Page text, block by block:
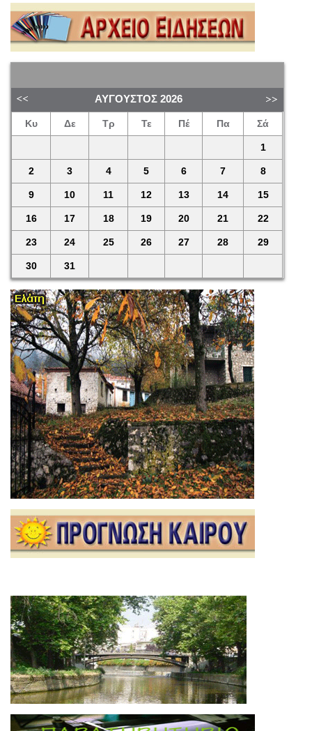
ΑΎΓΟΥΣΤΟΣ 2026
Κυ Δε Τρ Τε Πέ Πα Σά
1
2 3 4 5 6 7 8
9 10 11 12 13 14 15
16 17 18 19 20 21 22
23 24 25 26 27 28 29
30 31